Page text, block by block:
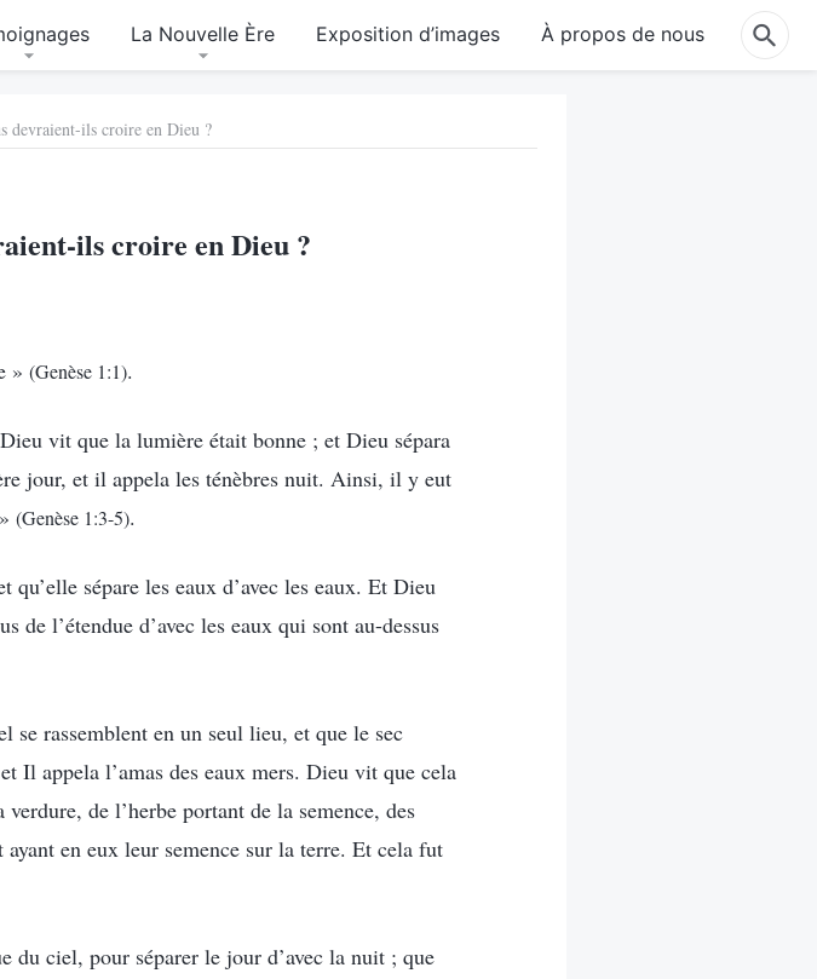
La Nouvelle Ère Exposition d’images À propos de nous
devraient-ils croire en Dieu ?
ils croire en Dieu ?
» (Genèse 1:1).
vit que la lumière était bonne ; et Dieu sépara
jour, et il appela les ténèbres nuit. Ainsi, il y eut
(Genèse 1:3-5).
sépare les eaux d’avec les eaux. Et Dieu
de l’étendue d’avec les eaux qui sont au-dessus
se rassemblent en un seul lieu, et que le sec
Il appela l’amas des eaux mers. Dieu vit que cela
de l’herbe portant de la semence, des
en eux leur semence sur la terre. Et cela fut
du ciel, pour séparer le jour d’avec la nuit ; que